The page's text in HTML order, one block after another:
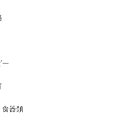
ー
食器類